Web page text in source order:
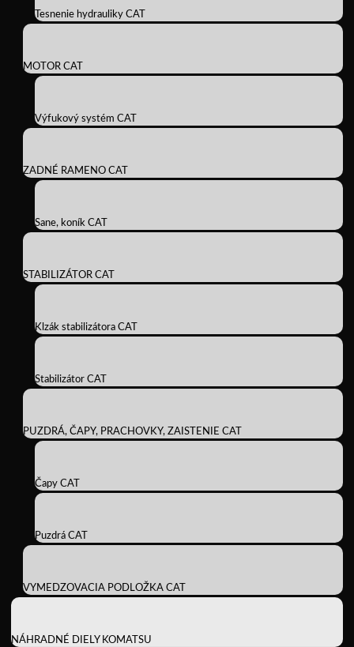
Tesnenie hydrauliky CAT
MOTOR CAT
Výfukový systém CAT
ZADNÉ RAMENO CAT
Sane, koník CAT
STABILIZÁTOR CAT
Klzák stabilizátora CAT
Stabilizátor CAT
PUZDRÁ, ČAPY, PRACHOVKY, ZAISTENIE CAT
Čapy CAT
Puzdrá CAT
VYMEDZOVACIA PODLOŽKA CAT
NÁHRADNÉ DIELY KOMATSU